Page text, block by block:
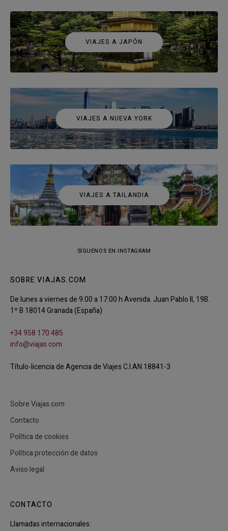
VIAJES A JAPÓN
VIAJES A NUEVA YORK
VIAJES A TAILANDIA
SÍGUENOS EN INSTAGRAM
SOBRE VIAJAS.COM
De lunes a viernes de 9:00 a 17:00 h Avenida. Juan Pablo II, 19B.
1º B 18014 Granada (España)
+34 958 170 485
info@viajas.com
Título-licencia de Agencia de Viajes C.I.AN 18841-3
Sobre Viajas.com
Contacto
Política de cookies
Política protección de datos
Aviso legal
CONTACTO
Llamadas internacionales: